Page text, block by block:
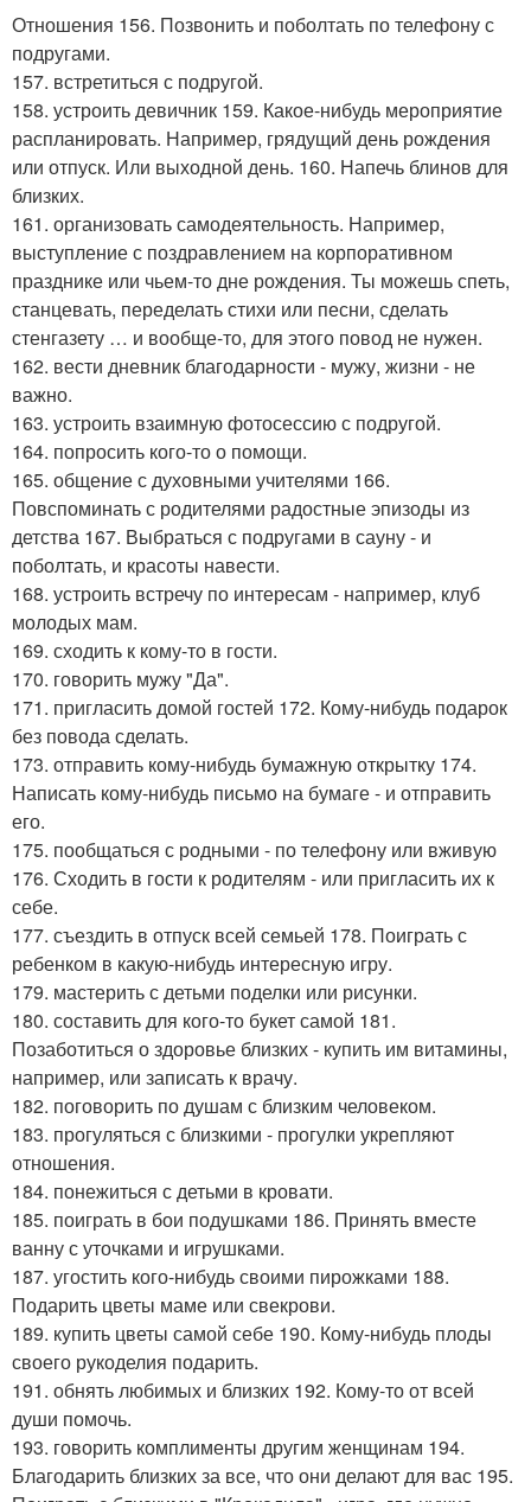
Отношения 156. Позвонить и поболтать по телефону с
подругами.
157. встретиться с подругой.
158. устроить девичник 159. Какое-нибудь мероприятие
распланировать. Например, грядущий день рождения
или отпуск. Или выходной день. 160. Напечь блинов для
близких.
161. организовать самодеятельность. Например,
выступление с поздравлением на корпоративном
празднике или чьем-то дне рождения. Ты можешь спеть,
станцевать, переделать стихи или песни, сделать
стенгазету … и вообще-то, для этого повод не нужен.
162. вести дневник благодарности - мужу, жизни - не
важно.
163. устроить взаимную фотосессию с подругой.
164. попросить кого-то о помощи.
165. общение с духовными учителями 166.
Повспоминать с родителями радостные эпизоды из
детства 167. Выбраться с подругами в сауну - и
поболтать, и красоты навести.
168. устроить встречу по интересам - например, клуб
молодых мам.
169. сходить к кому-то в гости.
170. говорить мужу "Да".
171. пригласить домой гостей 172. Кому-нибудь подарок
без повода сделать.
173. отправить кому-нибудь бумажную открытку 174.
Написать кому-нибудь письмо на бумаге - и отправить
его.
175. пообщаться с родными - по телефону или вживую
176. Сходить в гости к родителям - или пригласить их к
себе.
177. съездить в отпуск всей семьей 178. Поиграть с
ребенком в какую-нибудь интересную игру.
179. мастерить с детьми поделки или рисунки.
180. составить для кого-то букет самой 181.
Позаботиться о здоровье близких - купить им витамины,
например, или записать к врачу.
182. поговорить по душам с близким человеком.
183. прогуляться с близкими - прогулки укрепляют
отношения.
184. понежиться с детьми в кровати.
185. поиграть в бои подушками 186. Принять вместе
ванну с уточками и игрушками.
187. угостить кого-нибудь своими пирожками 188.
Подарить цветы маме или свекрови.
189. купить цветы самой себе 190. Кому-нибудь плоды
своего рукоделия подарить.
191. обнять любимых и близких 192. Кому-то от всей
души помочь.
193. говорить комплименты другим женщинам 194.
Благодарить близких за все, что они делают для вас 195.